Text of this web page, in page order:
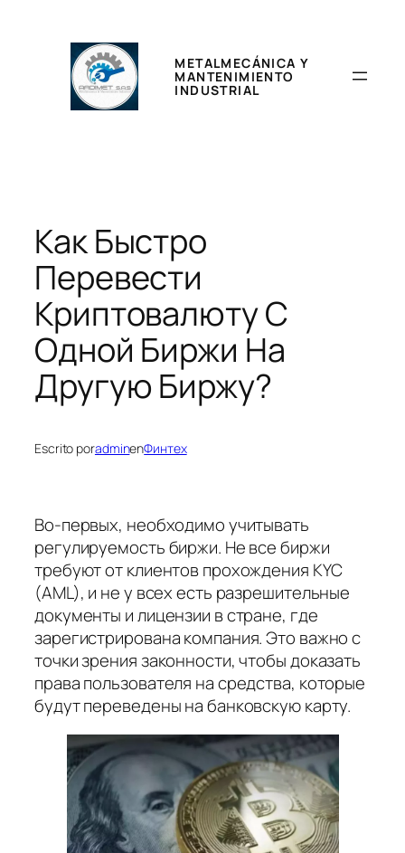
contenido
METALMECÁNICA Y
MANTENIMIENTO
INDUSTRIAL
Как Быстро
Перевести
Криптовалюту С
Одной Биржи На
Другую Биржу?
Escrito poradminenФинтех
Во-первых, необходимо учитывать
регулируемость биржи. Не все биржи
требуют от клиентов прохождения KYC
(AML), и не у всех есть разрешительные
документы и лицензии в стране, где
зарегистрирована компания. Это важно с
точки зрения законности, чтобы доказать
права пользователя на средства, которые
будут переведены на банковскую карту.